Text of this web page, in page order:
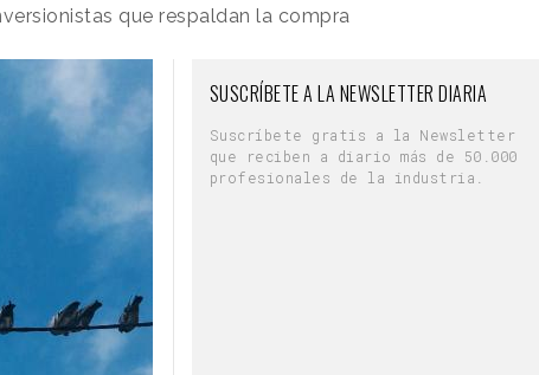
que respaldan la compra
SUSCRÍBETE A LA NEWSLETTER DIARIA
Suscríbete gratis a la Newsletter
que reciben a diario más de 50.000
profesionales de la industria.